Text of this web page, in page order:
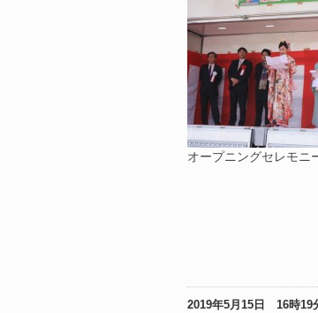
オープニングセレモニ
2019年5月15日 16時19